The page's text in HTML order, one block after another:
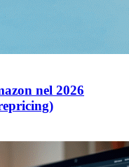
nel 2026